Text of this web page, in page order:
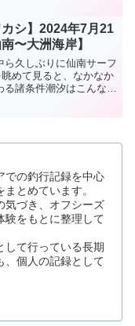
カシ】2024年7月21
〜大洲海岸】
久しぶりに仙南サーフ
めて見ると、なかなか
諸条件潮汐はこんな感
での釣行記録を中心
とめています。
気づき、オフシーズ
験をもとに整理して
して行っている長期
、個人の記録として